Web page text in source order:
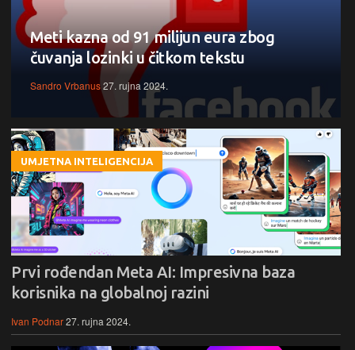
Meti kazna od 91 milijun eura zbog
čuvanja lozinki u čitkom tekstu
Sandro Vrbanus27. rujna 2024.
UMJETNA INTELIGENCIJA
Prvi rođendan Meta AI: Impresivna baza
korisnika na globalnoj razini
Ivan Podnar27. rujna 2024.